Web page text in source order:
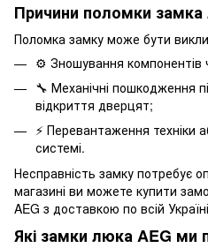
Причини поломки
Поломка замку може бути
⚙️ Зношування компонентів
🔧 Механічні пошкодження
відкриття дверцят;
⚡ Перевантаження техніки
системі.
Несправність замку потребує
магазині ви можете купити
AEG з доставкою по всій
Які замки люка AEG ми